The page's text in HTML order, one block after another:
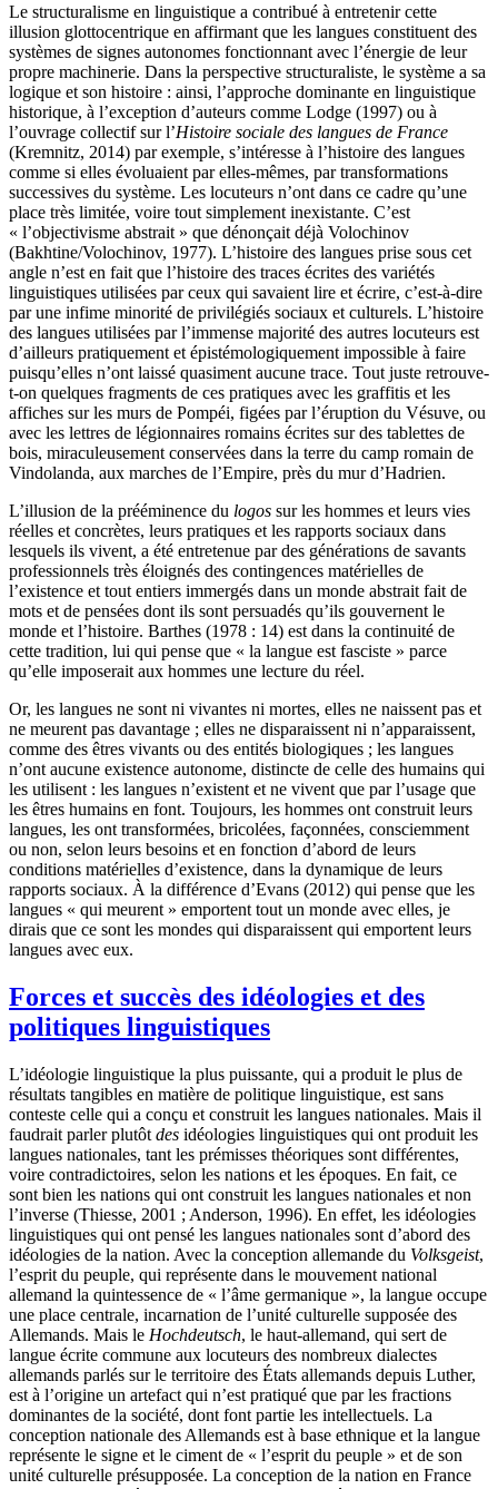
Le structuralisme en linguistique a contribué à entretenir cette
illusion glottocentrique en affirmant que les langues constituent des
systèmes de signes autonomes fonctionnant avec l’énergie de leur
propre machinerie. Dans la perspective structuraliste, le système a sa
logique et son histoire : ainsi, l’approche dominante en linguistique
historique, à l’exception d’auteurs comme Lodge (1997) ou à
l’ouvrage collectif sur l’Histoire sociale des langues de France
(Kremnitz, 2014) par exemple, s’intéresse à l’histoire des langues
comme si elles évoluaient par elles-mêmes, par transformations
successives du système. Les locuteurs n’ont dans ce cadre qu’une
place très limitée, voire tout simplement inexistante. C’est
« l’objectivisme abstrait » que dénonçait déjà Volochinov
(Bakhtine/Volochinov, 1977). L’histoire des langues prise sous cet
angle n’est en fait que l’histoire des traces écrites des variétés
linguistiques utilisées par ceux qui savaient lire et écrire, c’est-à-dire
par une infime minorité de privilégiés sociaux et culturels. L’histoire
des langues utilisées par l’immense majorité des autres locuteurs est
d’ailleurs pratiquement et épistémologiquement impossible à faire
puisqu’elles n’ont laissé quasiment aucune trace. Tout juste retrouve-
t-on quelques fragments de ces pratiques avec les graffitis et les
affiches sur les murs de Pompéi, figées par l’éruption du Vésuve, ou
avec les lettres de légionnaires romains écrites sur des tablettes de
bois, miraculeusement conservées dans la terre du camp romain de
Vindolanda, aux marches de l’Empire, près du mur d’Hadrien.
L’illusion de la prééminence du logos sur les hommes et leurs vies
réelles et concrètes, leurs pratiques et les rapports sociaux dans
lesquels ils vivent, a été entretenue par des générations de savants
professionnels très éloignés des contingences matérielles de
l’existence et tout entiers immergés dans un monde abstrait fait de
mots et de pensées dont ils sont persuadés qu’ils gouvernent le
monde et l’histoire. Barthes (1978 : 14) est dans la continuité de
cette tradition, lui qui pense que « la langue est fasciste » parce
qu’elle imposerait aux hommes une lecture du réel.
Or, les langues ne sont ni vivantes ni mortes, elles ne naissent pas et
ne meurent pas davantage ; elles ne disparaissent ni n’apparaissent,
comme des êtres vivants ou des entités biologiques ; les langues
n’ont aucune existence autonome, distincte de celle des humains qui
les utilisent : les langues n’existent et ne vivent que par l’usage que
les êtres humains en font. Toujours, les hommes ont construit leurs
langues, les ont transformées, bricolées, façonnées, consciemment
ou non, selon leurs besoins et en fonction d’abord de leurs
conditions matérielles d’existence, dans la dynamique de leurs
rapports sociaux. À la différence d’Evans (2012) qui pense que les
langues « qui meurent » emportent tout un monde avec elles, je
dirais que ce sont les mondes qui disparaissent qui emportent leurs
langues avec eux.
Forces et succès des idéologies et des
politiques linguistiques
L’idéologie linguistique la plus puissante, qui a produit le plus de
résultats tangibles en matière de politique linguistique, est sans
conteste celle qui a conçu et construit les langues nationales. Mais il
faudrait parler plutôt des idéologies linguistiques qui ont produit les
langues nationales, tant les prémisses théoriques sont différentes,
voire contradictoires, selon les nations et les époques. En fait, ce
sont bien les nations qui ont construit les langues nationales et non
l’inverse (Thiesse, 2001 ; Anderson, 1996). En effet, les idéologies
linguistiques qui ont pensé les langues nationales sont d’abord des
idéologies de la nation. Avec la conception allemande du Volksgeist,
l’esprit du peuple, qui représente dans le mouvement national
allemand la quintessence de « l’âme germanique », la langue occupe
une place centrale, incarnation de l’unité culturelle supposée des
Allemands. Mais le Hochdeutsch, le haut-allemand, qui sert de
langue écrite commune aux locuteurs des nombreux dialectes
allemands parlés sur le territoire des États allemands depuis Luther,
est à l’origine un artefact qui n’est pratiqué que par les fractions
dominantes de la société, dont font partie les intellectuels. La
conception nationale des Allemands est à base ethnique et la langue
représente le signe et le ciment de « l’esprit du peuple » et de son
unité culturelle présupposée. La conception de la nation en France